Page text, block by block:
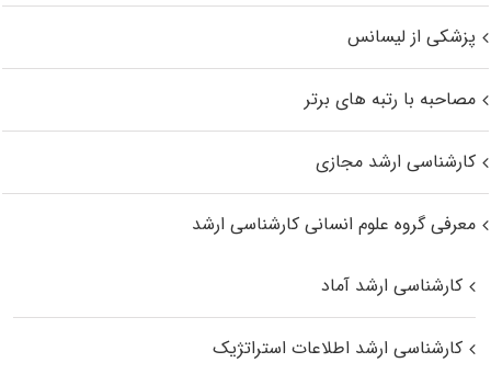
پزشکی از لیسانس
مصاحبه با رتبه های برتر
کارشناسی ارشد مجازی
معرفی گروه علوم انسانی کارشناسی ارشد
کارشناسی ارشد آماد
کارشناسی ارشد اطلاعات استراتژیک